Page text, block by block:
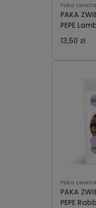
Paka
PAKA
PEPE
13,50 zł
Paka
PAKA
PEPE